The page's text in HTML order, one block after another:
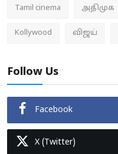
Tamil cinema அதிமுக
Kollywood விஜய்
Follow Us
Facebook
X (Twitter)